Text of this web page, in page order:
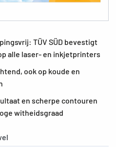
TÜV SÜD bevestigt
alle laser- en inkjetprinters
ook op koude en
en scherpe contouren
witheidsgraad